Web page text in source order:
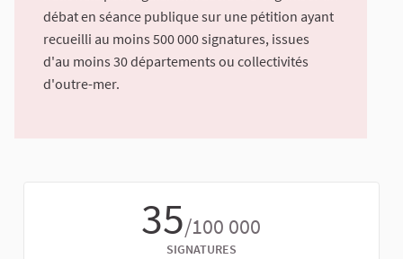
débat en séance publique sur une pétition ayant
recueilli au moins 500 000 signatures, issues
d'au moins 30 départements ou collectivités
d'outre-mer.
35/100 000
SIGNATURES